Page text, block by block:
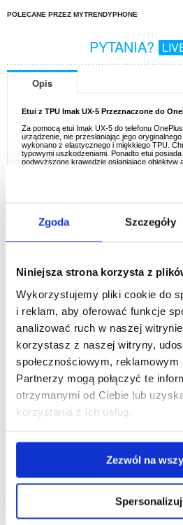
Zgoda Szczegóły
Niniejsza strona korzysta z
Wykorzystujemy pliki cookie do
i reklam, aby oferować funkcje
analizować ruch w naszej
korzystasz z naszej witryny,
społecznościowym, reklamowym
Partnerzy mogą połączyć te
otrzymanymi od Ciebie lub
korzystania z ich usług.
Zezwól na
Spersonalizuj
POLECANE PRZEZ MYTRENDYPHONE
PYTANIA?
Opis
Etui z TPU Imak UX-5 Przeznaczone do
Za pomocą etui Imak UX-5 do telefonu
urządzenie, nie przesłaniając jego
wykonano z elastycznego i miękkiego TPU.
typowymi uszkodzeniami. Ponadto etui
podwyższone krawędzie osłaniające obiektyw
- Wysoce przezroczysta konstrukcja nie
piękna urządzenia
Przeznaczenie:OnePlus 13
EAN: 5714122505774
Powiązane kategorie: Akcesoria do telefonów ,
SZYBKA DOSTAWA
7% ZNIŻKI
OBSŁUGA TELEFONICZNA
PONAD 8 000 000 ZADOWOLONYCH
KLIENTÓW